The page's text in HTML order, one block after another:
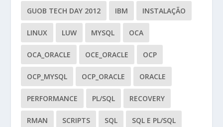
GUOB TECH DAY 2012 IBM INSTALAÇÃO
LINUX LUW MYSQL OCA
OCA_ORACLE OCE_ORACLE OCP
OCP_MYSQL OCP_ORACLE ORACLE
PERFORMANCE PL/SQL RECOVERY
RMAN SCRIPTS SQL SQL E PL/SQL